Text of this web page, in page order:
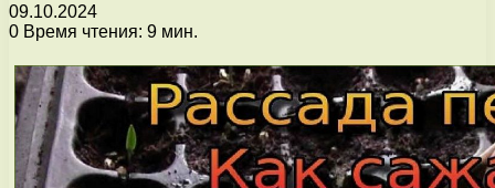
09.10.2024
0 Время чтения: 9 мин.